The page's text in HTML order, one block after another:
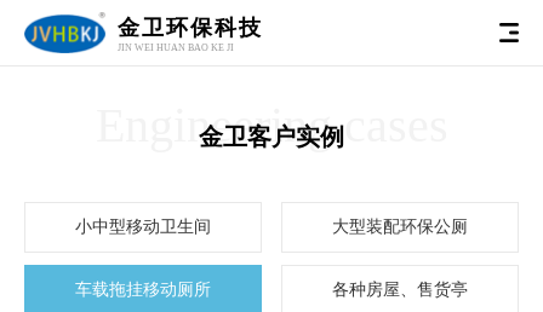
金卫环保科技
Engineering cases
金卫客户实例
小中型移动卫生间 大型装配环保公厕
车载拖挂移动厕所 各种房屋、售货亭